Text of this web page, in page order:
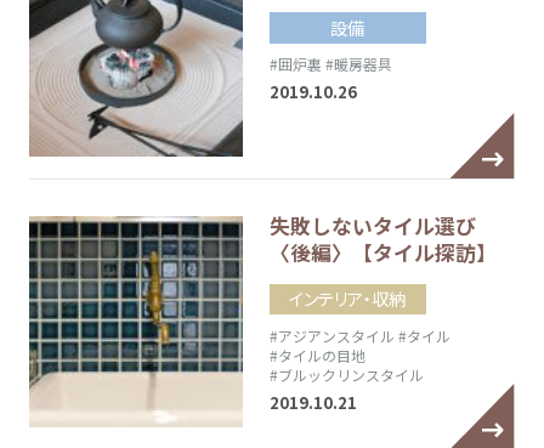
設備
#囲炉裏 #暖房器具
2019.10.26
失敗しないタイル選び
〈後編〉【タイル探訪】
インテリア・収納
#アジアンスタイル #タイル
#タイルの目地
#ブルックリンスタイル
2019.10.21